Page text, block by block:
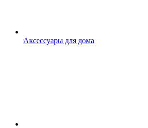
Аксессуары для дома